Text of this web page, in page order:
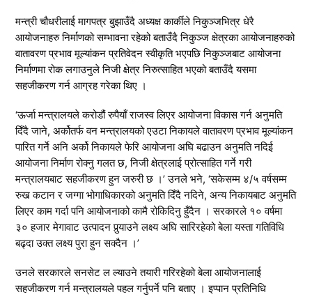
मन्त्री चौधरीलाई मागपत्र बुझाउँदै अध्यक्ष कार्कीले निकुञ्जभित्र धेरै
आयोजनाहरु निर्माणको सम्भावना रहेको बताउँदै निकुञ्ज क्षेत्रका आयोजनाहरुको
वातावरण प्रभाव मूल्यांकन प्रतिवेदन स्वीकृति भएपछि निकुञ्जबाट आयोजना
निर्माणमा रोक लगाउनुले निजी क्षेत्र निरुत्साहित भएको बताउँदै यसमा
सहजीकरण गर्न आग्रह गरेका थिए ।
‘ऊर्जा मन्त्रालयले करोडौं रुपैयाँ राजस्व लिएर आयोजना विकास गर्न अनुमति
दिँदै जाने, अर्कोतर्फ वन मन्त्रालयको एउटा निकायले वातावरण प्रभाव मूल्यांकन
पारित गर्ने अनि अर्को निकायले फेरि आयोजना अघि बढाउन अनुमति नदिई
आयोजना निर्माण रोक्नु गलत छ, निजी क्षेत्रलाई प्रोत्साहित गर्ने गरी
मन्त्रालयबाट सहजीकरण हुन जरुरी छ ।’ उनले भने, ‘सकेसम्म ४/५ वर्षसम्म
रुख कटान र जग्गा भोगाधिकारको अनुमति दिँदै नदिने, अन्य निकायबाट अनुमति
लिएर काम गर्दा पनि आयोजनाको कामै रोकिदिनु हुँदैन । सरकारले १० वर्षमा
३० हजार मेगावाट उत्पादन पुर्‍याउने लक्ष्य अघि सारिरहेको बेला यस्ता गतिविधि
बढ्दा उक्त लक्ष्य पुरा हुन सक्दैन ।’
उनले सरकारले सनसेट ल ल्याउने तयारी गरिरहेको बेला आयोजनालाई
सहजीकरण गर्न मन्त्रालयले पहल गर्नुपर्ने पनि बताए । इप्पान प्रतिनिधि